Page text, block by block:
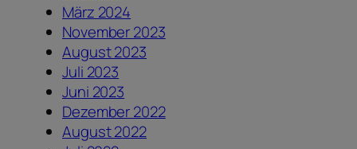
März 2024
November 2023
August 2023
Juli 2023
Juni 2023
Dezember 2022
August 2022